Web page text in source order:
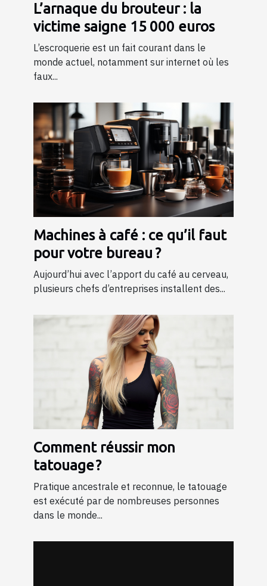
L’arnaque du brouteur : la
victime saigne 15 000 euros
L’escroquerie est un fait courant dans le
monde actuel, notamment sur internet où les
faux...
Machines à café : ce qu’il faut
pour votre bureau ?
Aujourd’hui avec l’apport du café au cerveau,
plusieurs chefs d’entreprises installent des...
Comment réussir mon
tatouage ?
Pratique ancestrale et reconnue, le tatouage
est exécuté par de nombreuses personnes
dans le monde...